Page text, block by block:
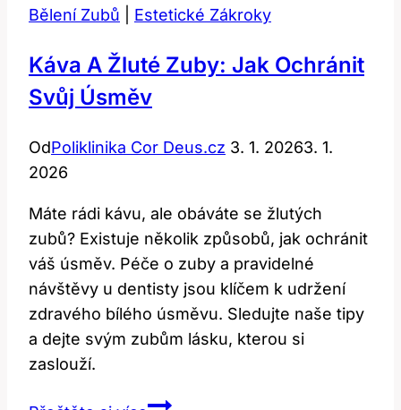
Bělení Zubů Estetické Zákroky
Káva A Žluté Zuby: Jak Ochránit
Svůj Úsměv
OdPoliklinika Cor Deus.cz 3. 1. 20263. 1.
2026
Máte rádi kávu, ale obáváte se žlutých
zubů? Existuje několik způsobů, jak ochránit
váš úsměv. Péče o zuby a pravidelné
návštěvy u dentisty jsou klíčem k udržení
zdravého bílého úsměvu. Sledujte naše tipy
a dejte svým zubům lásku, kterou si
zaslouží.
Káva